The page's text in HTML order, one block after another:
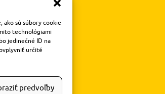
ako sú súbory cookie
technológiami
jedinečné ID na
určité
predvoľby